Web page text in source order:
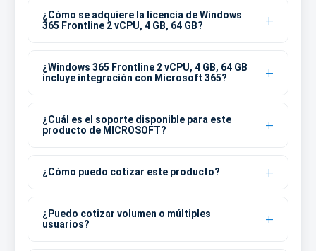
¿Cómo se adquiere la licencia de Windows
365 Frontline 2 vCPU, 4 GB, 64 GB?
¿Windows 365 Frontline 2 vCPU, 4 GB, 64 GB
incluye integración con Microsoft 365?
¿Cuál es el soporte disponible para este
producto de MICROSOFT?
¿Cómo puedo cotizar este producto?
¿Puedo cotizar volumen o múltiples
usuarios?